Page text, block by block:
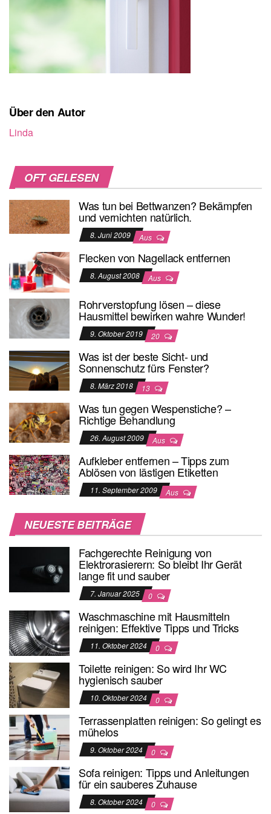
Über den Autor
Linda
OFT GELESEN
Was tun bei Bettwanzen? Bekämpfen
und vernichten natürlich.
8. Juni 2009 Aus
Flecken von Nagellack entfernen
8. August 2008 Aus
Rohrverstopfung lösen – diese
Hausmittel bewirken wahre Wunder!
9. Oktober 2019 20
Was ist der beste Sicht- und
Sonnenschutz fürs Fenster?
8. März 2018 13
Was tun gegen Wespenstiche? –
Richtige Behandlung
26. August 2009 Aus
Aufkleber entfernen – Tipps zum
Ablösen von lästigen Etiketten
11. September 2009 Aus
NEUESTE BEITRÄGE
Fachgerechte Reinigung von
Elektrorasierern: So bleibt Ihr Gerät
lange fit und sauber
7. Januar 2025 0
Waschmaschine mit Hausmitteln
reinigen: Effektive Tipps und Tricks
11. Oktober 2024 0
Toilette reinigen: So wird Ihr WC
hygienisch sauber
10. Oktober 2024 0
Terrassenplatten reinigen: So gelingt es
mühelos
9. Oktober 2024 0
Sofa reinigen: Tipps und Anleitungen
für ein sauberes Zuhause
8. Oktober 2024 0